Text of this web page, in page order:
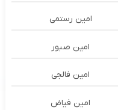
امین رستمی
امین صبور
امین فالجی
امین فیاض